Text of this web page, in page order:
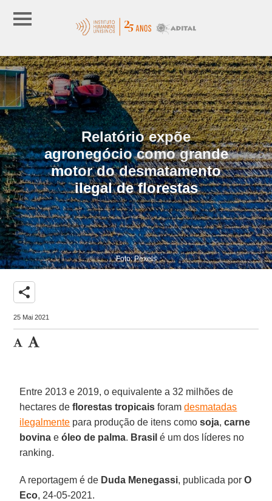
Relatório expõe
agronegócio como grande
motor do desmatamento
ilegal de florestas
Foto: Pexels
share
25 Mai 2021
Entre 2013 e 2019, o equivalente a 32 milhões de
hectares deflorestas tropicais foramdesmatadas
ilegalmente para produção de itens comosoja,carne
bovina eóleo de palma. Brasil é um dos líderes no
ranking.
A reportagem é de Duda Menegassi, publicada porO
Eco, 24-05-2021.